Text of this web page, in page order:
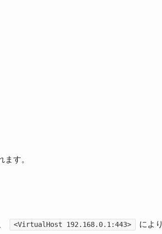
す。
<VirtualHost 192.168.0.1:443>
により